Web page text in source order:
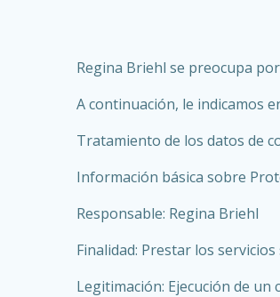
Regina Briehl se preocupa
A continuación, le indicamos
Tratamiento de los datos de
Información básica sobre
Responsable: Regina Briehl
Finalidad: Prestar los
Legitimación: Ejecución de